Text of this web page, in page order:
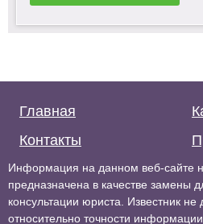
Главная
Контакты
Информация на данном веб-сайте
предназначена в качестве замены
консультации юриста. Известник не
относительно точности